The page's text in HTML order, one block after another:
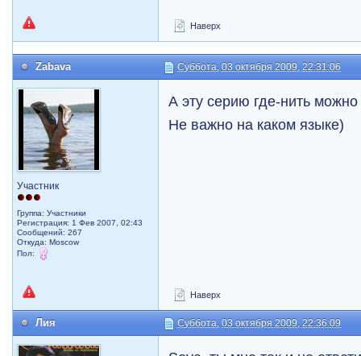
Наверх
Zabava Суббота, 03 октября 2009, 22:31:06
Участник
Группа: Участники
Регистрация: 1 Фев 2007, 02:43
Сообщений: 267
Откуда: Moscow
Пол:
А эту серию где-нить можно
Не важно на каком языке)
Наверх
Лия Суббота, 03 октября 2009, 22:36:09